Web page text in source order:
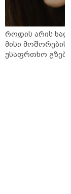
როდის არის
მისი მოშორების
უსაფრთხო გზები